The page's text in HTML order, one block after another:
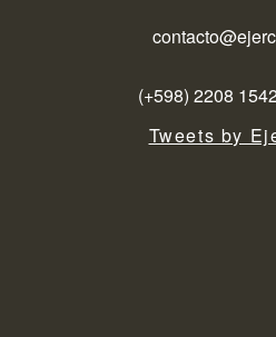
(+598) 2208
Tweets by